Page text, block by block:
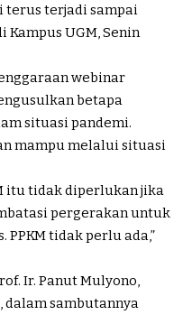
terus terjadi sampai
Kampus UGM, Senin
webinar
betapa
situasi pandemi.
mampu melalui situasi
itu tidak diperlukan jika
pergerakan untuk
tidak perlu ada,”
Ir. Panut Mulyono,
dalam sambutannya